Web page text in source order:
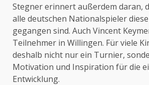
Stegner erinnert außerdem daran,
alle deutschen Nationalspieler
gegangen sind. Auch Vincent
Teilnehmer in Willingen. Für viele
deshalb nicht nur ein Turnier,
Motivation und Inspiration für die
Entwicklung.